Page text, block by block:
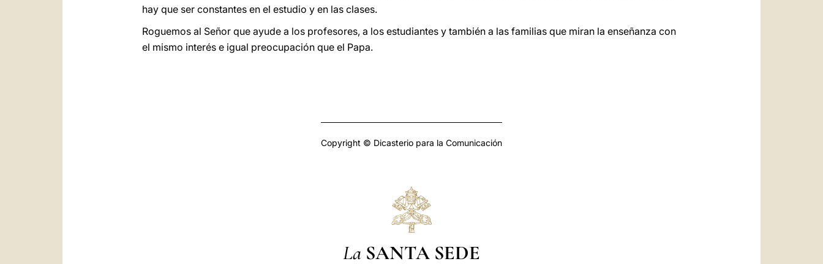
hay que ser constantes en el estudio y en las clases.
Roguemos al Señor que ayude a los profesores, a los estudiantes y también a las familias que miran la enseñanza con
el mismo interés e igual preocupación que el Papa.
Copyright © Dicasterio para la Comunicación
La SANTA SEDE